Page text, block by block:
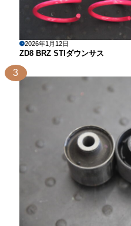
2026年1月12日
ZD8 BRZ STIダウンサス
3